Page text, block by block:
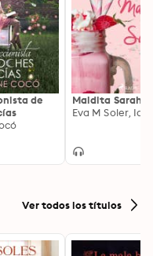
de
Maldita Sarah
Eva M Soler,
Ver todos los títulos